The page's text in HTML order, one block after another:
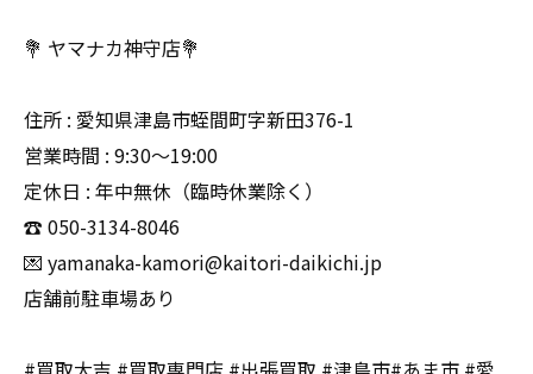
💐 ヤマナカ神守店💐
住所 : 愛知県津島市蛭間町字新田376-1
営業時間 : 9:30〜19:00
定休日 : 年中無休（臨時休業除く）
☎️ 050-3134-8046
💌 yamanaka-kamori@kaitori-daikichi.jp
店舗前駐車場あり